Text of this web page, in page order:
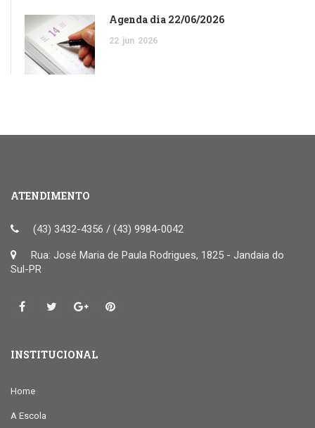
Agenda dia 22/06/2026
22 jun 2026
ATENDIMENTO
(43) 3432-4356 / (43) 9984-0042
Rua: José Maria de Paula Rodrigues, 1825 - Jandaia do
Sul-PR
INSTITUCIONAL
Home
A Escola